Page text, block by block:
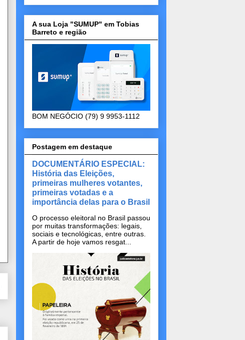
A sua Loja "SUMUP" em Tobias
Barreto e região
BOM NEGÓCIO (79) 9 9953-1112
Postagem em destaque
DOCUMENTÁRIO ESPECIAL:
História das Eleições,
primeiras mulheres votantes,
primeiras votadas e a
importância delas para o Brasil
O processo eleitoral no Brasil passou
por muitas transformações: legais,
sociais e tecnológicas, entre outras.
A partir de hoje vamos resgat...